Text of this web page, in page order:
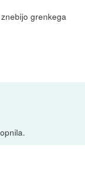
grenkega